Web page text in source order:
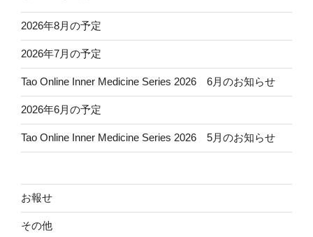
2026年8月の予定
2026年7月の予定
Tao Online Inner Medicine Series 2026 6月のお知らせ
2026年6月の予定
Tao Online Inner Medicine Series 2026 5月のお知らせ
お報せ
その他